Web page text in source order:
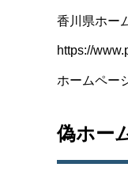
香川県ホー
https://
ホームペー
偽ホー